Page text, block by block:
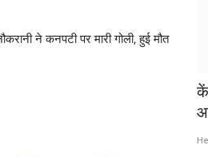
ने कनपटी पर मारी गोली, हुई मौत